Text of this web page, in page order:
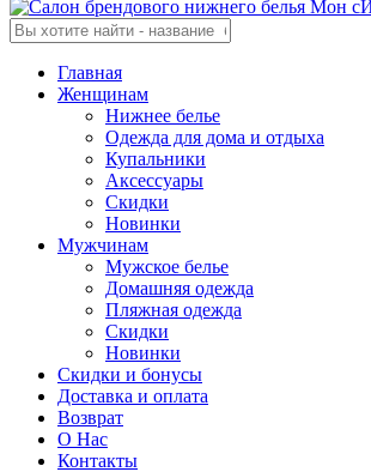
Главная
Женщинам
Нижнее белье
Одежда для дома и отдыха
Купальники
Аксессуары
Скидки
Новинки
Мужчинам
Мужское белье
Домашняя одежда
Пляжная одежда
Скидки
Новинки
Cкидки и бонусы
Доставка и оплата
Возврат
О Нас
Контакты